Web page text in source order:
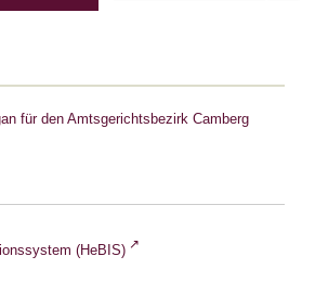
für den Amtsgerichtsbezirk Camberg
(HeBIS)